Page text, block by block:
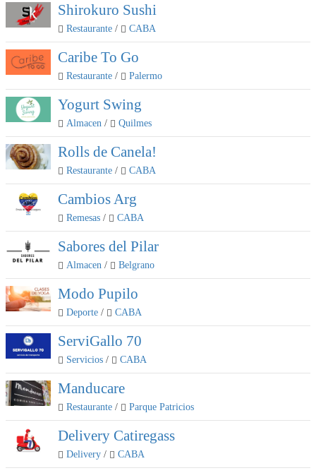
Shirokuro Sushi
Restaurante / CABA
Caribe To Go
Restaurante / Palermo
Yogurt Swing
Almacen / Quilmes
Rolls de Canela!
Restaurante / CABA
Cambios Arg
Remesas / CABA
Sabores del Pilar
Almacen / Belgrano
Modo Pupilo
Deporte / CABA
ServiGallo 70
Servicios / CABA
Manducare
Restaurante / Parque Patricios
Delivery Catiregass
Delivery / CABA